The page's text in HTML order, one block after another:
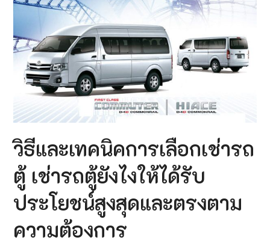
วิธีและเทคนิคการเลือกเช่ารถ
ตู้ เช่ารถตู้ยังไงให้ได้รับ
ประโยชน์สูงสุดและตรงตาม
ความต้องการ